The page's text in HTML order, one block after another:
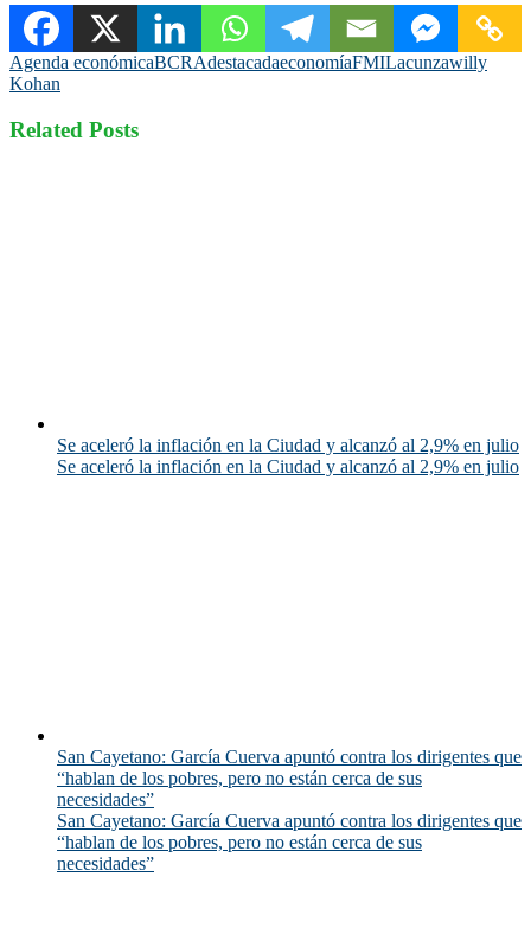
Agenda económicaBCRAdestacadaeconomíaFMILacunzawilly
Kohan
Related Posts
Se aceleró la inflación en la Ciudad y alcanzó al 2,9% en julio
Se aceleró la inflación en la Ciudad y alcanzó al 2,9% en julio
San Cayetano: García Cuerva apuntó contra los dirigentes que
“hablan de los pobres, pero no están cerca de sus
necesidades”
San Cayetano: García Cuerva apuntó contra los dirigentes que
“hablan de los pobres, pero no están cerca de sus
necesidades”